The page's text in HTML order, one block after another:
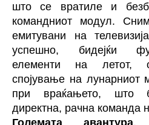
што се вратиле и
командниот модул.
емитувани на
успешно, бидејќи
елементи на летот,
спојување на лунарниот
при враќањето, што
директна, рачна команда